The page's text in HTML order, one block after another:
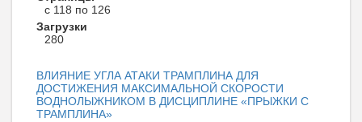
с 118 по 126
Загрузки
280
ВЛИЯНИЕ УГЛА АТАКИ ТРАМПЛИНА ДЛЯ
ДОСТИЖЕНИЯ МАКСИМАЛЬНОЙ СКОРОСТИ
ВОДНОЛЫЖНИКОМ В ДИСЦИПЛИНЕ «ПРЫЖКИ С
ТРАМПЛИНА»